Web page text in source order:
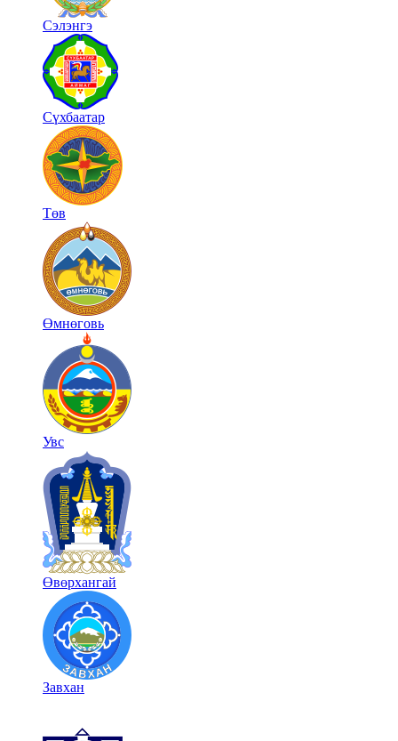
Сэлэнгэ
Сүхбаатар
Төв
Өмнөговь
Увс
Өвөрхангай
Завхан